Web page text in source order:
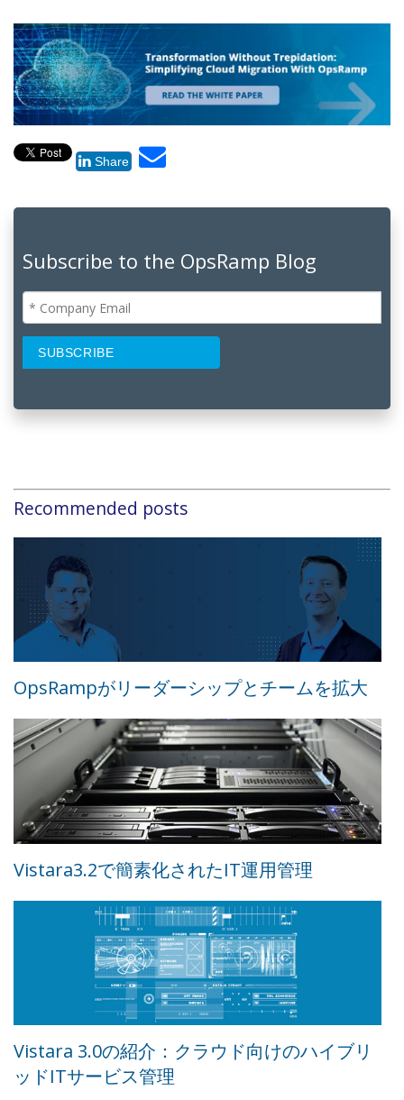
Share
Subscribe to the OpsRamp Blog
Recommended posts
OpsRampがリーダーシップとチームを拡大
Vistara3.2で簡素化されたIT運用管理
Vistara 3.0の紹介：クラウド向けのハイブリ
ッドITサービス管理